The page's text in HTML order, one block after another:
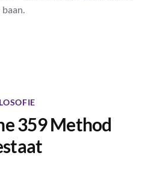
baan.
359 Method